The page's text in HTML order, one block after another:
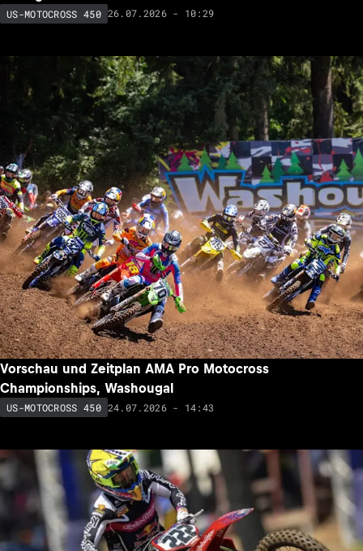
US-MOTOCROSS 450 26.07.2026 - 10:29
Vorschau und Zeitplan AMA Pro Motocross
Championships, Washougal
US-MOTOCROSS 450 24.07.2026 - 14:43